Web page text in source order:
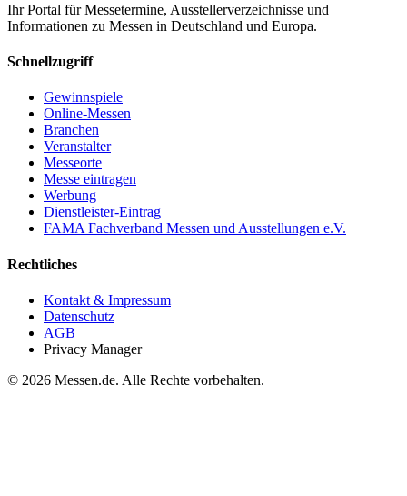
Ihr Portal für Messetermine, Ausstellerverzeichnisse und
Informationen zu Messen in Deutschland und Europa.
Schnellzugriff
Gewinnspiele
Online-Messen
Branchen
Veranstalter
Messeorte
Messe eintragen
Werbung
Dienstleister-Eintrag
FAMA Fachverband Messen und Ausstellungen e.V.
Rechtliches
Kontakt & Impressum
Datenschutz
AGB
Privacy Manager
© 2026 Messen.de. Alle Rechte vorbehalten.